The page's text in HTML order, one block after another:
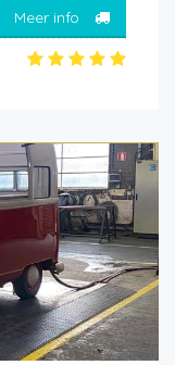
Meer info